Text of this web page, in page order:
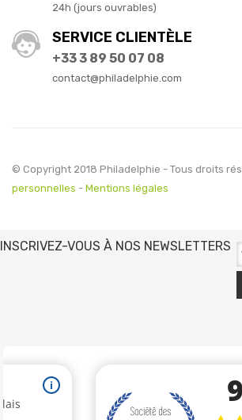
24h (jours ouvrables)
SERVICE CLIENTÈLE
+33 3 89 50 07 08
contact@philadelphie.com
© Copyright 2018 Philadelphie - Tous droits
personnelles - Mentions légales
INSCRIVEZ-VOUS À NOS NEWSLETTERS